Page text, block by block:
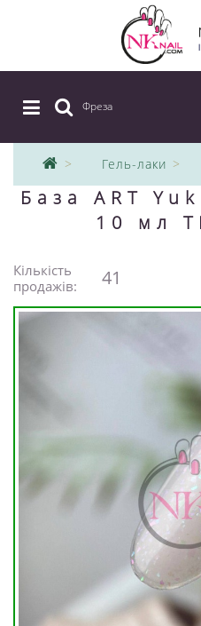
Фреза
Гель-лаки
База ART
10 мл
Кількість
продажів:
41